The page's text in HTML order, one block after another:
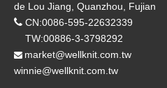
de Lou Jiang, Quanzhou, Fujian
 CN:0086-595-22632339
TW:00886-3-3798292
 market@wellknit.com.tw
winnie@wellknit.com.tw